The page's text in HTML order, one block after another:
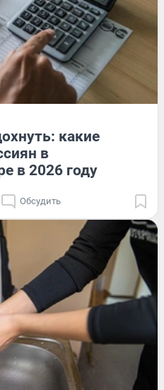
какие
в
в 2026 году
Обсудить